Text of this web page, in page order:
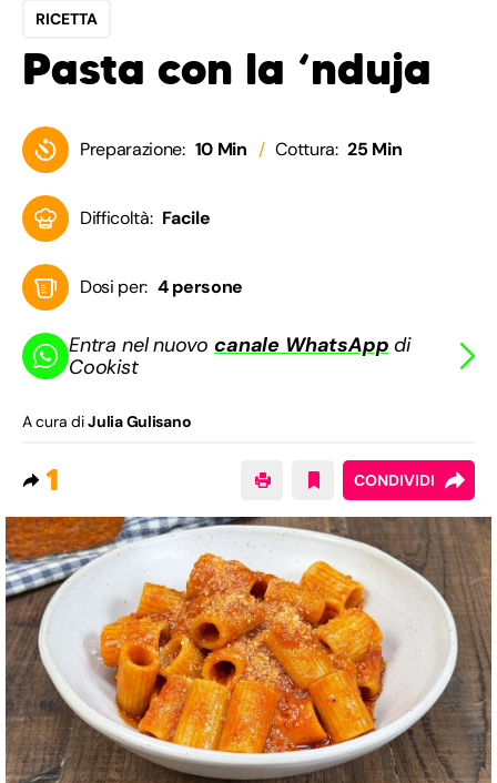
RICETTA
Pasta con la ‘nduja
Preparazione: 10 Min Cottura: 25 Min
Difficoltà: Facile
Dosi per: 4 persone
Entra nel nuovocanale WhatsApp di
Cookist
A cura diJulia Gulisano
1 CONDIVIDI